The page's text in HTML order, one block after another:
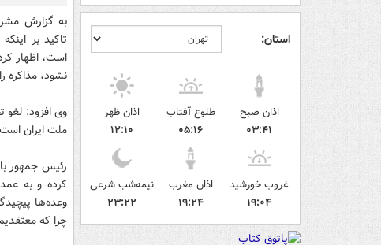
استان:
اذان صبح
۰۳:۴۱
طلوع آفتاب
۰۵:۱۶
اذان ظهر
۱۲:۱۰
غروب خورشید
۱۹:۰۴
اذان مغرب
۱۹:۲۴
نیمه‌شب شرعی
۲۳:۲۲
به گزارش
تاکید بر
است، اظهار
نشود، مذاکره
وی افزود:
ملت ایران
رئیس جمهور
کرده و به
وعده‌ها
چرا که